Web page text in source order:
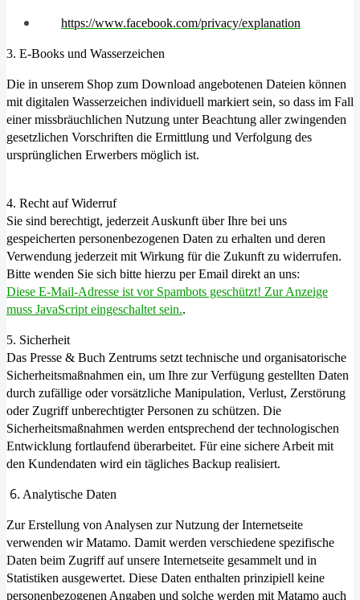
https://www.facebook.com/privacy/explanation
3. E-Books und Wasserzeichen
Die in unserem Shop zum Download angebotenen Dateien können
mit digitalen Wasserzeichen individuell markiert sein, so dass im Fall
einer missbräuchlichen Nutzung unter Beachtung aller zwingenden
gesetzlichen Vorschriften die Ermittlung und Verfolgung des
ursprünglichen Erwerbers möglich ist.
4. Recht auf Widerruf
Sie sind berechtigt, jederzeit Auskunft über Ihre bei uns
gespeicherten personenbezogenen Daten zu erhalten und deren
Verwendung jederzeit mit Wirkung für die Zukunft zu widerrufen.
Bitte wenden Sie sich bitte hierzu per Email direkt an uns:
Diese E-Mail-Adresse ist vor Spambots geschützt! Zur Anzeige
muss JavaScript eingeschaltet sein..
5. Sicherheit
Das Presse & Buch Zentrums setzt technische und organisatorische
Sicherheitsmaßnahmen ein, um Ihre zur Verfügung gestellten Daten
durch zufällige oder vorsätzliche Manipulation, Verlust, Zerstörung
oder Zugriff unberechtigter Personen zu schützen. Die
Sicherheitsmaßnahmen werden entsprechend der technologischen
Entwicklung fortlaufend überarbeitet. Für eine sichere Arbeit mit
den Kundendaten wird ein tägliches Backup realisiert.
6. Analytische Daten
Zur Erstellung von Analysen zur Nutzung der Internetseite
verwenden wir Matamo. Damit werden verschiedene spezifische
Daten beim Zugriff auf unsere Internetseite gesammelt und in
Statistiken ausgewertet. Diese Daten enthalten prinzipiell keine
personenbezogenen Angaben und solche werden mit Matamo auch